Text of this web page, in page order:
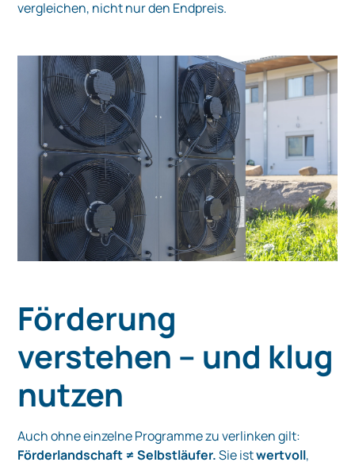
vergleichen, nicht nur den Endpreis.
Förderung
verstehen – und klug
nutzen
Auch ohne einzelne Programme zu verlinken gilt:
Förderlandschaft ≠ Selbstläufer.Sie istwertvoll,